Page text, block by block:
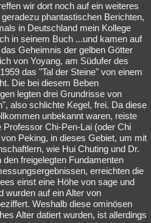
wir dort noch auf ein weiteres
phantastischen Berichten,
in Deutschland mein Kollege
in seinem Buch ...und kamen auf
Geheimnis der gelben Götter
von Yoyang, am Südufer des
das "Tal der Steine" von einem
Die bei diesem Beben
legten drei Grundrisse von
also schlichte Kegel, frei. Da diese
unbekannt waren, reiste
Professor Chi-Pen-Lai (oder Chi
Peking, in dieses Gebiet, um mit
wie Hui Chuting und Dr.
freigelegten Fundamenten
erreichten die
einst eine Höhe von sage und
wurden auf ein Alter von
Weshalb diese ominösen
Alter datiert wurden, ist allerdings